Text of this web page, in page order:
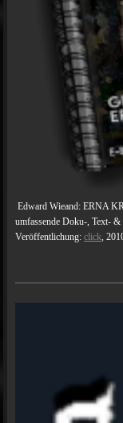
Edward Wieand: ERNA
umfassende Doku-, Text-
Veröffentlichung: click,